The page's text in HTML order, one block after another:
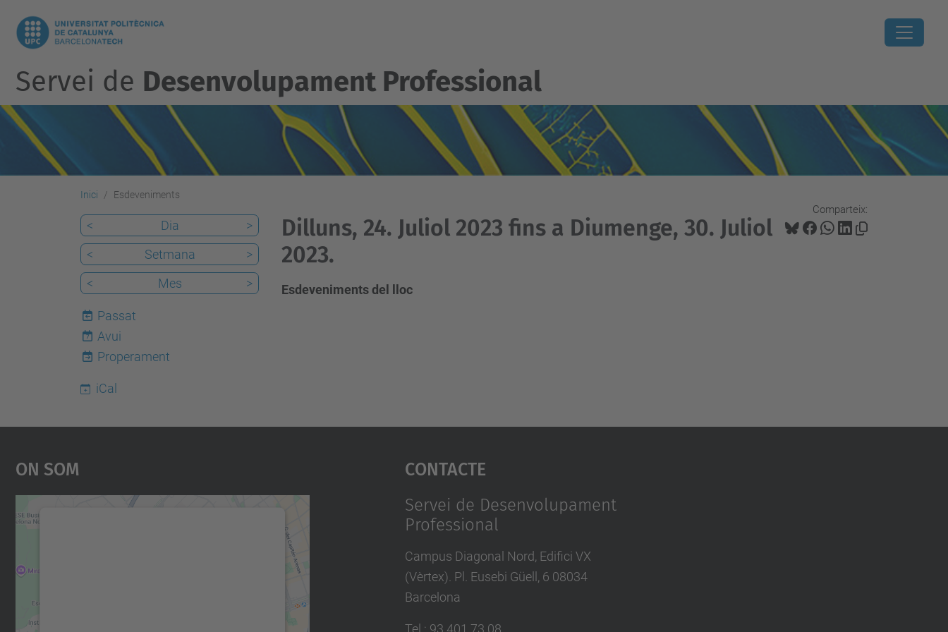
Servei de Desenvolupament Professional
Inici Esdeveniments
Comparteix:
Dilluns, 24. Juliol 2023 fins a Diumenge, 30. Juliol
2023.
Esdeveniments del lloc
< Dia
>
<
Setmana
>
<
Mes >
Passat
7
Avui
Properament
iCal
On Som Contacte
Servei de Desenvolupament
Professional
Campus Diagonal Nord, Edifici VX
(Vèrtex). Pl. Eusebi Güell, 6 08034
Barcelona
Tel. : 93 401 73 08